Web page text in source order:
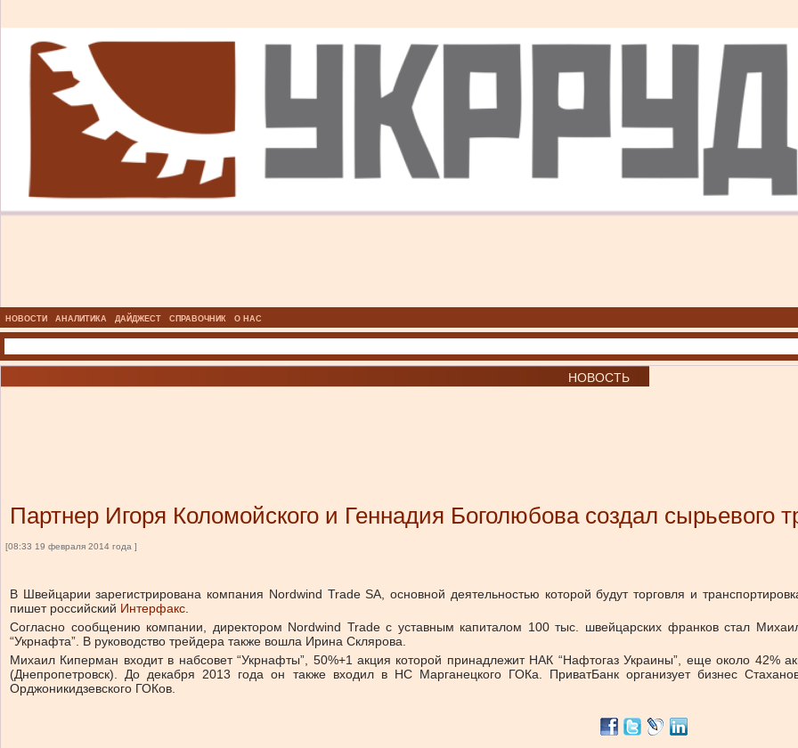
НОВОСТИ АНАЛИТИКА ДАЙДЖЕСТ СПРАВОЧНИК О НАС
НОВОСТЬ
Партнер Игоря Коломойского и Геннадия Боголюбова создал сырьевого
[08:33 19 февраля 2014 года ]
В Швейцарии зарегистрирована компания Nordwind Trade SA, основной деятельностью которой будут торговля и
пишет российский Интерфакс
Согласно сообщению компании, директором Nordwind Trade с уставным капиталом 100 тыс. швейцарских франков стал
“Укрнафта”. В руководство трейдера также вошла Ирина Склярова.
Михаил Киперман входит в набсовет “Укрнафты”, 50%+1 акция которой принадлежит НАК “Нафтогаз Украины”, еще около 42%
(Днепропетровск). До декабря 2013 года он также входил в НС Марганецкого ГОКа. ПриватБанк организует бизнес
Орджоникидзевского ГОКов.